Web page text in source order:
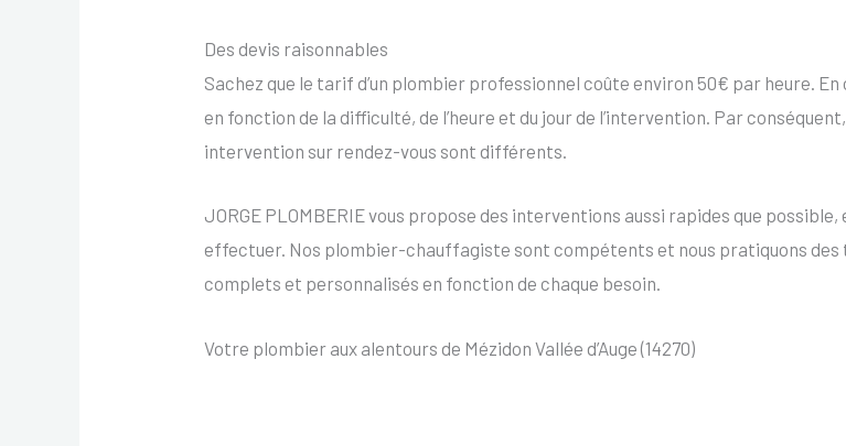
Des devis raisonnables
Sachez que le tarif d’un plombier professionnel coûte environ 50€ par heure.
en fonction de la difficulté, de l’heure et du jour de l’intervention. Par
intervention sur rendez-vous sont différents.
JORGE PLOMBERIE vous propose des interventions aussi rapides que
effectuer. Nos plombier-chauffagiste sont compétents et nous pratiquons
complets et personnalisés en fonction de chaque besoin.
Votre plombier aux alentours de Mézidon Vallée d’Auge (14270)